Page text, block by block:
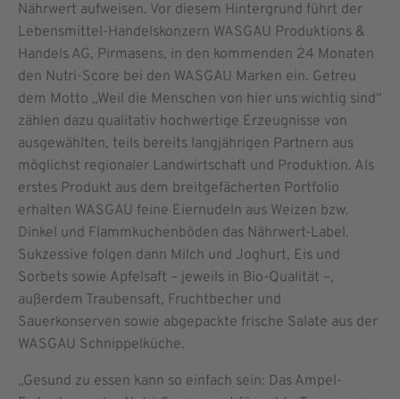
Nährwert aufweisen. Vor diesem Hintergrund führt der
Lebensmittel-Handelskonzern WASGAU Produktions &
Handels AG, Pirmasens, in den kommenden 24 Monaten
den Nutri-Score bei den WASGAU Marken ein. Getreu
dem Motto „Weil die Menschen von hier uns wichtig sind“
zählen dazu qualitativ hochwertige Erzeugnisse von
ausgewählten, teils bereits langjährigen Partnern aus
möglichst regionaler Landwirtschaft und Produktion. Als
erstes Produkt aus dem breitgefächerten Portfolio
erhalten WASGAU feine Eiernudeln aus Weizen bzw.
Dinkel und Flammkuchenböden das Nährwert-Label.
Sukzessive folgen dann Milch und Joghurt, Eis und
Sorbets sowie Apfelsaft – jeweils in Bio-Qualität –,
außerdem Traubensaft, Fruchtbecher und
Sauerkonserven sowie abgepackte frische Salate aus der
WASGAU Schnippelküche.
„Gesund zu essen kann so einfach sein: Das Ampel-